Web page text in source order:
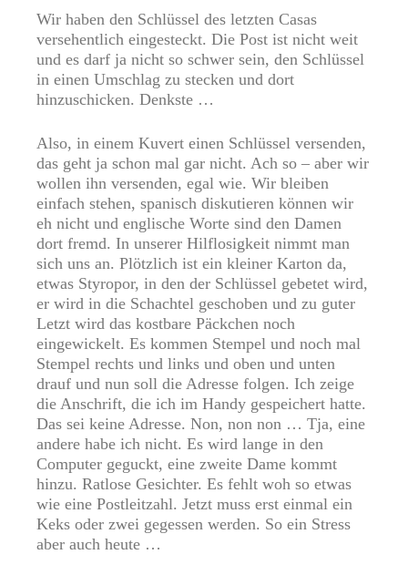
Wir haben den Schlüssel des letzten Casas
versehentlich eingesteckt. Die Post ist nicht weit
und es darf ja nicht so schwer sein, den Schlüssel
in einen Umschlag zu stecken und dort
hinzuschicken. Denkste …
Also, in einem Kuvert einen Schlüssel versenden,
das geht ja schon mal gar nicht. Ach so – aber wir
wollen ihn versenden, egal wie. Wir bleiben
einfach stehen, spanisch diskutieren können wir
eh nicht und englische Worte sind den Damen
dort fremd. In unserer Hilflosigkeit nimmt man
sich uns an. Plötzlich ist ein kleiner Karton da,
etwas Styropor, in den der Schlüssel gebetet wird,
er wird in die Schachtel geschoben und zu guter
Letzt wird das kostbare Päckchen noch
eingewickelt. Es kommen Stempel und noch mal
Stempel rechts und links und oben und unten
drauf und nun soll die Adresse folgen. Ich zeige
die Anschrift, die ich im Handy gespeichert hatte.
Das sei keine Adresse. Non, non non … Tja, eine
andere habe ich nicht. Es wird lange in den
Computer geguckt, eine zweite Dame kommt
hinzu. Ratlose Gesichter. Es fehlt woh so etwas
wie eine Postleitzahl. Jetzt muss erst einmal ein
Keks oder zwei gegessen werden. So ein Stress
aber auch heute …